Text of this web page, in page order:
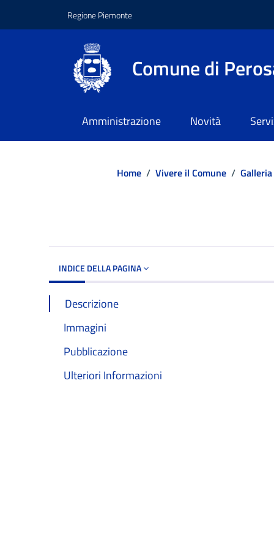
Regione Piemonte
Comune di
Amministrazione Novità
Home / Vivere il Comune /
INDICE DELLA PAGINA
Descrizione
Immagini
Pubblicazione
Ulteriori Informazioni